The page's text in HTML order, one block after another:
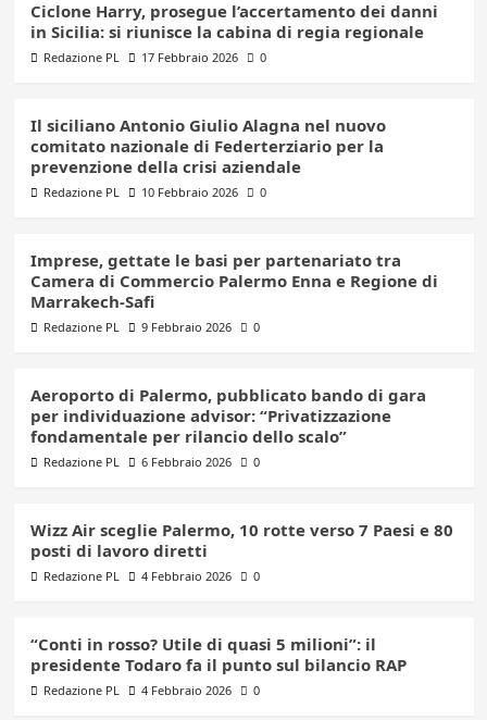
Ciclone Harry, prosegue l’accertamento dei danni
in Sicilia: si riunisce la cabina di regia regionale
Redazione PL 17 Febbraio 2026 0
Il siciliano Antonio Giulio Alagna nel nuovo
comitato nazionale di Federterziario per la
prevenzione della crisi aziendale
Redazione PL 10 Febbraio 2026 0
Imprese, gettate le basi per partenariato tra
Camera di Commercio Palermo Enna e Regione di
Marrakech-Safi
Redazione PL 9 Febbraio 2026 0
Aeroporto di Palermo, pubblicato bando di gara
per individuazione advisor: “Privatizzazione
fondamentale per rilancio dello scalo”
Redazione PL 6 Febbraio 2026 0
Wizz Air sceglie Palermo, 10 rotte verso 7 Paesi e 80
posti di lavoro diretti
Redazione PL 4 Febbraio 2026 0
“Conti in rosso? Utile di quasi 5 milioni”: il
presidente Todaro fa il punto sul bilancio RAP
Redazione PL 4 Febbraio 2026 0